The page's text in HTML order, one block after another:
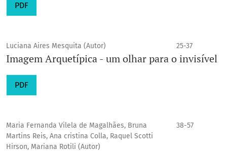
PDF
Luciana Aires Mesquita (Autor) 25-37
Imagem Arquetípica - um olhar para o invisível
PDF
Maria Fernanda Vilela de Magalhães, Bruna
Martins Reis, Ana cristina Colla, Raquel Scotti
Hirson, Mariana Rotili (Autor)
38-57